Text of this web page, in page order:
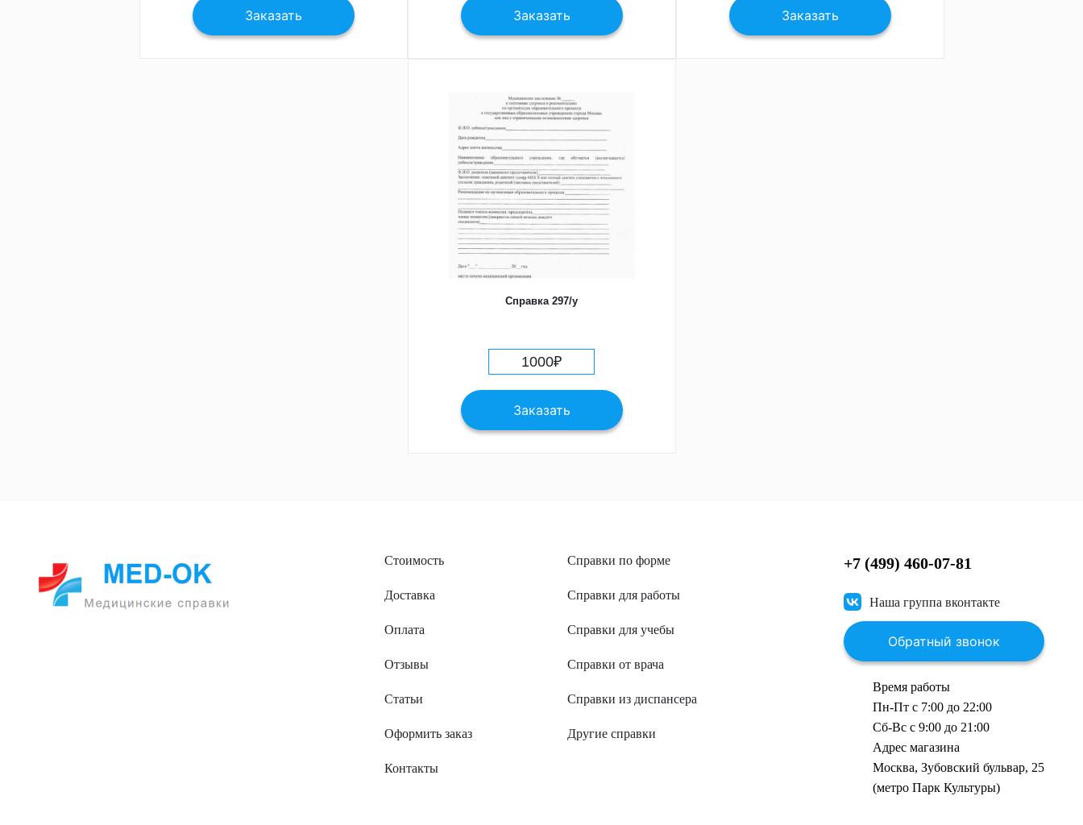
Заказать Заказать Заказать
Справка 297/у
1000₽
Заказать
Стоимость
Доставка
Оплата
Отзывы
Статьи
Оформить заказ
Контакты
Справки по форме
Справки для работы
Справки для учебы
Справки от врача
Справки из диспансера
Другие справки
+7 (499) 460-07-81
Наша группа вконтакте
Обратный звонок
Время работы
Пн-Пт с 7:00 до 22:00
Сб-Вс с 9:00 до 21:00
Адрес магазина
Москва, Зубовский бульвар, 25
(метро Парк Культуры)